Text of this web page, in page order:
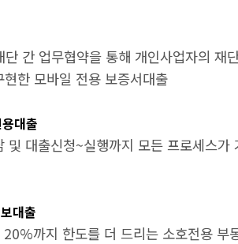
간 업무협약을 통해 개인사업자의 재
한 모바일 전용 보증서대출
대출
및 대출신청~실행까지 모든 프로세스
대출
까지 한도를 더 드리는 소호전용 부